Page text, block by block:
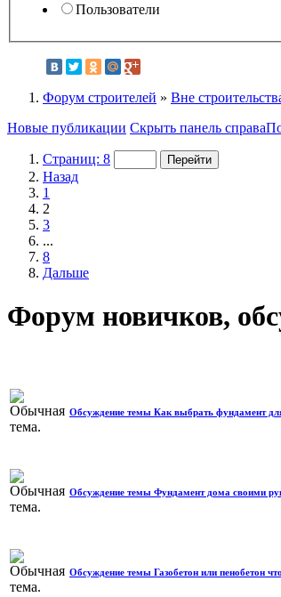
Пользователи
Форум строителей » Вне
Новые публикации Скрыть панель справа
Страниц: 8
Назад
1
2
3
...
8
Дальше
Форум новичков,
Обсуждение темы Как выбрать фундамент
Обсуждение темы Фундамент дома своими
Обсуждение темы Газобетон или пенобетон